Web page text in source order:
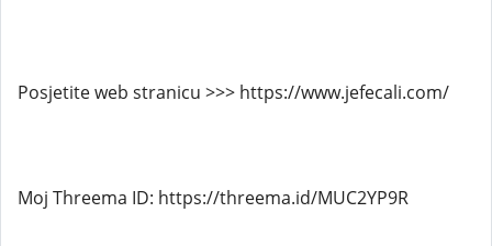
Posjetite web stranicu >>> https://www.jefecali.com/
Moj Threema ID: https://threema.id/MUC2YP9R